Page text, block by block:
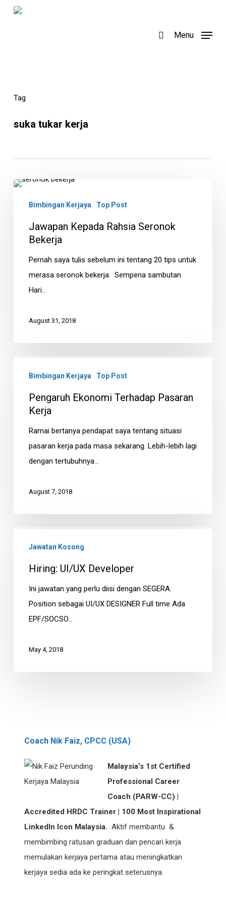
Menu
Tag
suka tukar kerja
Jawapan
Kepada
Seronok
Bimbingan Kerjaya Top Post
Jawapan Kepada Rahsia Seronok
Bekerja
Pernah saya tulis sebelum ini tentang 20 tips untuk
merasa seronok bekerja. Sempena sambutan
Hari…
August 31, 2018
Ekonomi
Terhadap
Pasaran
Bimbingan Kerjaya Top Post
Pengaruh Ekonomi Terhadap Pasaran
Kerja
Ramai bertanya pendapat saya tentang situasi
pasaran kerja pada masa sekarang. Lebih-lebih lagi
dengan tertubuhnya…
August 7, 2018
UI/UX
Developer
Jawatan Kosong
Hiring: UI/UX Developer
Ini jawatan yang perlu diisi dengan SEGERA.
Position sebagai UI/UX DESIGNER Full time Ada
EPF/SOCSO…
May 4, 2018
Coach Nik Faiz, CPCC (USA)
Malaysia’s 1st Certified
Professional Career
Coach (PARW-CC) |
Accredited HRDC Trainer | 100 Most Inspirational
LinkedIn Icon Malaysia. Aktif membantu &
membimbing ratusan graduan dan pencari kerja
memulakan kerjaya pertama atau meningkatkan
kerjaya sedia ada ke peringkat seterusnya.